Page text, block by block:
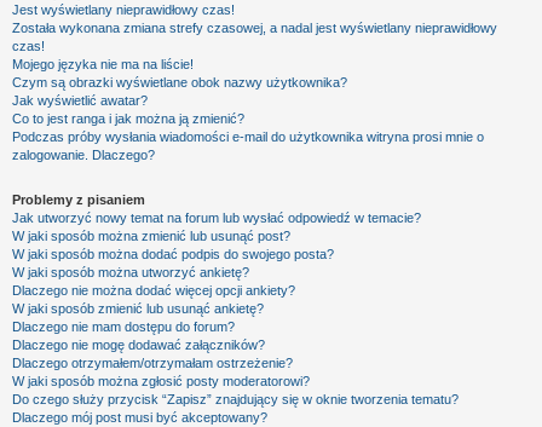
Jest wyświetlany nieprawidłowy czas!
Została wykonana zmiana strefy czasowej, a nadal jest wyświetlany nieprawidłowy
czas!
Mojego języka nie ma na liście!
Czym są obrazki wyświetlane obok nazwy użytkownika?
Jak wyświetlić awatar?
Co to jest ranga i jak można ją zmienić?
Podczas próby wysłania wiadomości e-mail do użytkownika witryna prosi mnie o
zalogowanie. Dlaczego?
Problemy z pisaniem
Jak utworzyć nowy temat na forum lub wysłać odpowiedź w temacie?
W jaki sposób można zmienić lub usunąć post?
W jaki sposób można dodać podpis do swojego posta?
W jaki sposób można utworzyć ankietę?
Dlaczego nie można dodać więcej opcji ankiety?
W jaki sposób zmienić lub usunąć ankietę?
Dlaczego nie mam dostępu do forum?
Dlaczego nie mogę dodawać załączników?
Dlaczego otrzymałem/otrzymałam ostrzeżenie?
W jaki sposób można zgłosić posty moderatorowi?
Do czego służy przycisk “Zapisz” znajdujący się w oknie tworzenia tematu?
Dlaczego mój post musi być akceptowany?